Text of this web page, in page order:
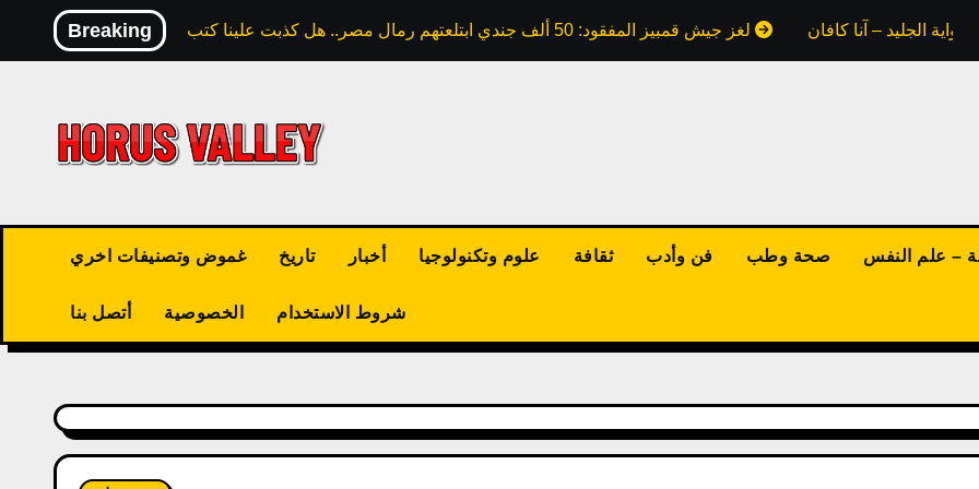
Breaking الجليد – آنا كافان لغز جيش قمبيز المفقود: 50 ألف جندي ابتلعتهم رمال مصر.. هل كذبت علينا كتب التاريخ؟
غموض وتصنيفات اخري تاريخ أخبار علوم وتكنولوجيا ثقافة فن وأدب صحة وطب – علم النفس
أتصل بنا الخصوصية شروط الاستخدام